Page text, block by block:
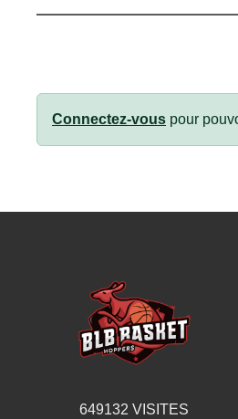
Connectez-vous pour
649132 VISITES